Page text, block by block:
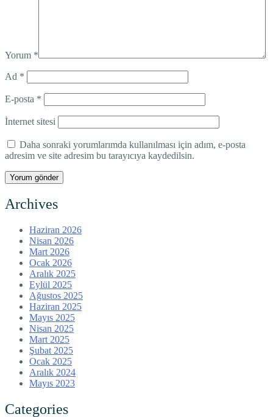
Yorum *
Ad *
E-posta *
İnternet sitesi
Daha sonraki yorumlarımda kullanılması için adım, e-posta
adresim ve site adresim bu tarayıcıya kaydedilsin.
Archives
Haziran 2026
Nisan 2026
Mart 2026
Ocak 2026
Aralık 2025
Eylül 2025
Ağustos 2025
Haziran 2025
Mayıs 2025
Nisan 2025
Mart 2025
Şubat 2025
Ocak 2025
Aralık 2024
Mayıs 2023
Categories